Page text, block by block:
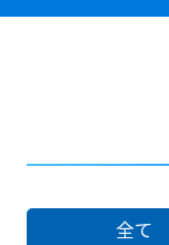
全て